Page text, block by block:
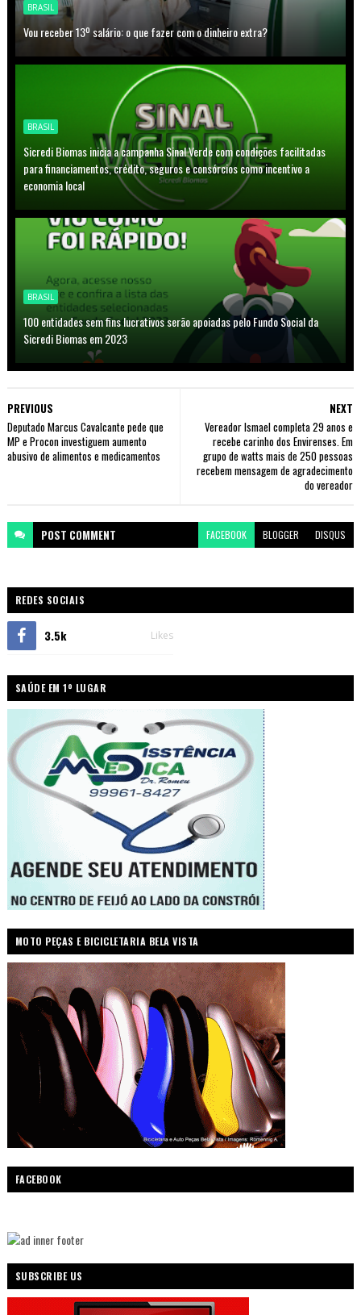
BRASIL
Vou receber 13º salário: o que fazer com o dinheiro extra?
BRASIL
Sicredi Biomas inicia a campanha Sinal Verde com condições facilitadas
para financiamentos, crédito, seguros e consórcios como incentivo a
economia local
BRASIL
100 entidades sem fins lucrativos serão apoiadas pelo Fundo Social da
Sicredi Biomas em 2023
NEXT
Vereador Ismael completa 29 anos e
recebe carinho dos Envirenses. Em
grupo de watts mais de 250 pessoas
recebem mensagem de agradecimento
do vereador
PREVIOUS
Deputado Marcus Cavalcante pede que
MP e Procon investiguem aumento
abusivo de alimentos e medicamentos
POST COMMENT FACEBOOK BLOGGER DISQUS
REDES SOCIAIS
3.5k Likes
SAÚDE EM 1º LUGAR
MOTO PEÇAS E BICICLETARIA BELA VISTA
FACEBOOK
SUBSCRIBE US